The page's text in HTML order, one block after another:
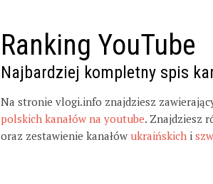
Ranking YouTube
Najbardziej kompletny spis
Na stronie vlogi.info znajdziesz
polskich kanałów na youtube. Znajdziesz
oraz zestawienie kanałów ukraińskich i